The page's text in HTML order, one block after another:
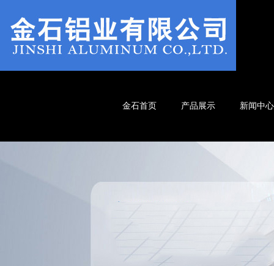
金石首页 产品展示 新闻中心